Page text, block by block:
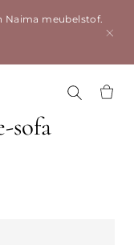
Naima meubelstof.
sofa